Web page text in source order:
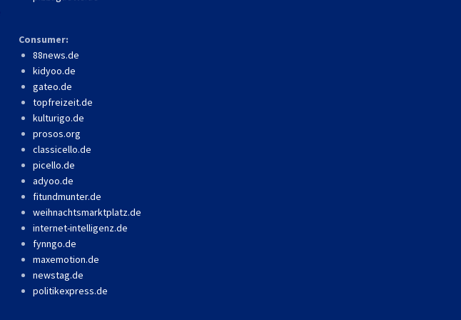
Consumer:
88news.de
kidyoo.de
gateo.de
topfreizeit.de
kulturigo.de
prosos.org
classicello.de
picello.de
adyoo.de
fitundmunter.de
weihnachtsmarktplatz.de
internet-intelligenz.de
fynngo.de
maxemotion.de
newstag.de
politikexpress.de